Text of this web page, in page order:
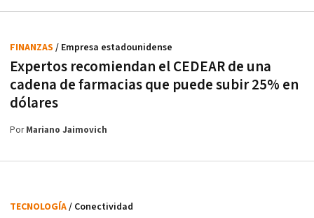
Expertos recomiendan el CEDEAR de una
cadena de farmacias que puede subir 25% en
dólares
FINANZAS / Empresa estadounidense
PorMariano Jaimovich
TECNOLOGÍA/ Conectividad